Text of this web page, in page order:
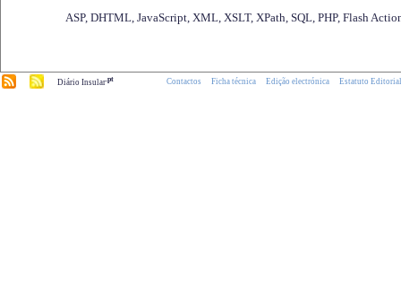
ASP, DHTML, JavaScript, XML, XSLT, XPath, SQL, PHP, Flash
Diário Insular.pt Contactos Ficha técnica Edição electrónica Estatuto Editorial